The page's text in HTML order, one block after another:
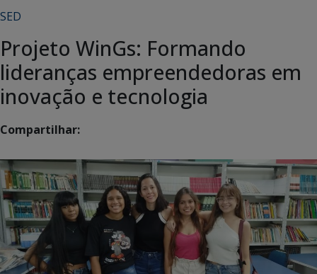
SED
Projeto WinGs: Formando
lideranças empreendedoras em
inovação e tecnologia
Compartilhar: